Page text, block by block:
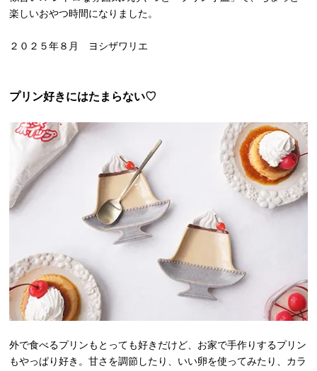
楽しいおやつ時間になりました。
２０２５年８月 ヨシザワリエ
プリン好きにはたまらない♡
外で食べるプリンもとっても好きだけど、お家で手作りするプリン
もやっぱり好き。甘さを調節したり、いい卵を使ってみたり、カラ